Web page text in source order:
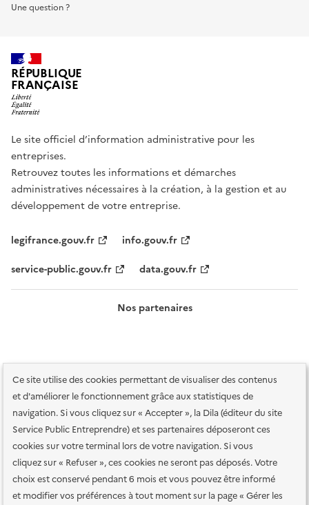
Ce site utilise des cookies permettant de visualiser des contenus
et d'améliorer le fonctionnement grâce aux statistiques de
navigation. Si vous cliquez sur « Accepter », la Dila (éditeur du site
Service Public Entreprendre) et ses partenaires déposeront ces
cookies sur votre terminal lors de votre navigation. Si vous
cliquez sur « Refuser », ces cookies ne seront pas déposés. Votre
choix est conservé pendant 6 mois et vous pouvez être informé
et modifier vos préférences à tout moment sur la page « Gérer les
Une question ?
RÉPUBLIQUE
FRANÇAISE
Le site officiel d’information administrative pour les
entreprises.
Retrouvez toutes les informations et démarches
administratives nécessaires à la création, à la gestion et au
développement de votre entreprise.
legifrance.gouv.fr
info.gouv.fr
service-public.gouv.fr
data.gouv.fr
Nos partenaires
Plan du site Accessibilité : totalement conforme
Accessibilité des
services en ligne
Mentions légales Données personnelles et sécurité
Conditions générales d'utilisation
Gestion des cookies